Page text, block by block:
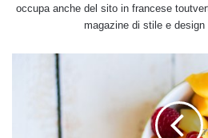
occupa anche del sito in francese
magazine di stile e design